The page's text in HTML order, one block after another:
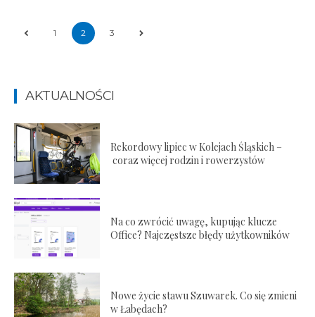
1 2 3
AKTUALNOŚCI
Rekordowy lipiec w Kolejach Śląskich –
coraz więcej rodzin i rowerzystów
Na co zwrócić uwagę, kupując klucze
Office? Najczęstsze błędy użytkowników
Nowe życie stawu Szuwarek. Co się zmieni
w Łabędach?